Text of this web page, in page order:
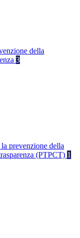
della
3
prevenzione della
(PTPCT) 1